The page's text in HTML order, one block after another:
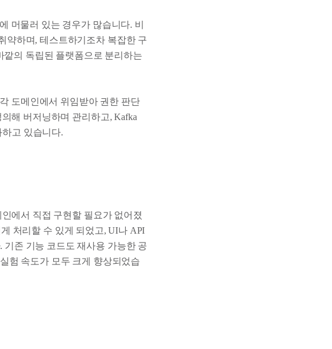
머물러 있는 경우가 많습니다. 비
약하며, 테스트하기조차 복잡한 구
깥의 독립된 플랫폼으로 분리하는
도메인에서 위임받아 권한 판단
해 버저닝하며 관리하고, Kafka
고 있습니다.
에서 직접 구현할 필요가 없어졌
처리할 수 있게 되었고, UI나 API
존 기능 코드도 재사용 가능한 공
험 속도가 모두 크게 향상되었습